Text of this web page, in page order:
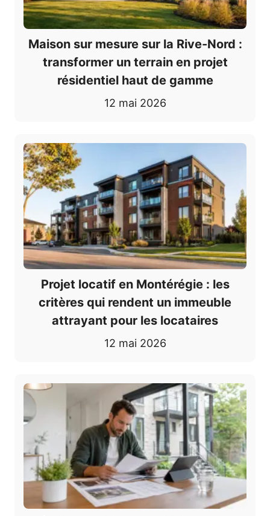
Maison sur mesure sur la Rive-Nord :
transformer un terrain en projet
résidentiel haut de gamme
12 mai 2026
Projet locatif en Montérégie : les
critères qui rendent un immeuble
attrayant pour les locataires
12 mai 2026